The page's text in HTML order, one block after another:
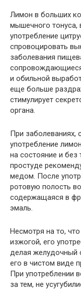
Лимон в больших
мышечного тонуса,
употребление
спровоцировать
заболевания
и обильной
еще больше
стимулирует
органа.
При
употребление
на состояние и без
простуде
медом. После
ротовую полость
содержащаяся в
эмаль.
Несмотря на то,
изжогой, его
делая желудочный
его в чистом виде
При употреблении
за тем, не